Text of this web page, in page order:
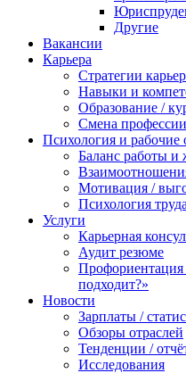
Другие
Вакансии
Карьера
Стратегии
Навыки и
Образование /
Смена профессии
Психология и рабочие
Баланс работы и
Мотивация /
Психология труда
Услуги
Карьерная
Аудит резюме
Профориентация
подходит?»
Новости
Зарплаты /
Обзоры отраслей
Тенденции /
Исследования